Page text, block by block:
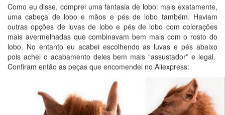
Como eu disse, comprei uma fantasia de lobo: mais exatamente,
uma cabeça de lobo e mãos e pés de lobo também. Haviam
outras opções de luvas de lobo e pés de lobo com colorações
mais avermelhadas que combinavam bem mais com o rosto do
lobo. No entanto eu acabei escolhendo as luvas e pés abaixo
pois achei o acabamento deles bem mais “assustador” e legal.
Confiram então as peças que encomendei no Aliexpress: